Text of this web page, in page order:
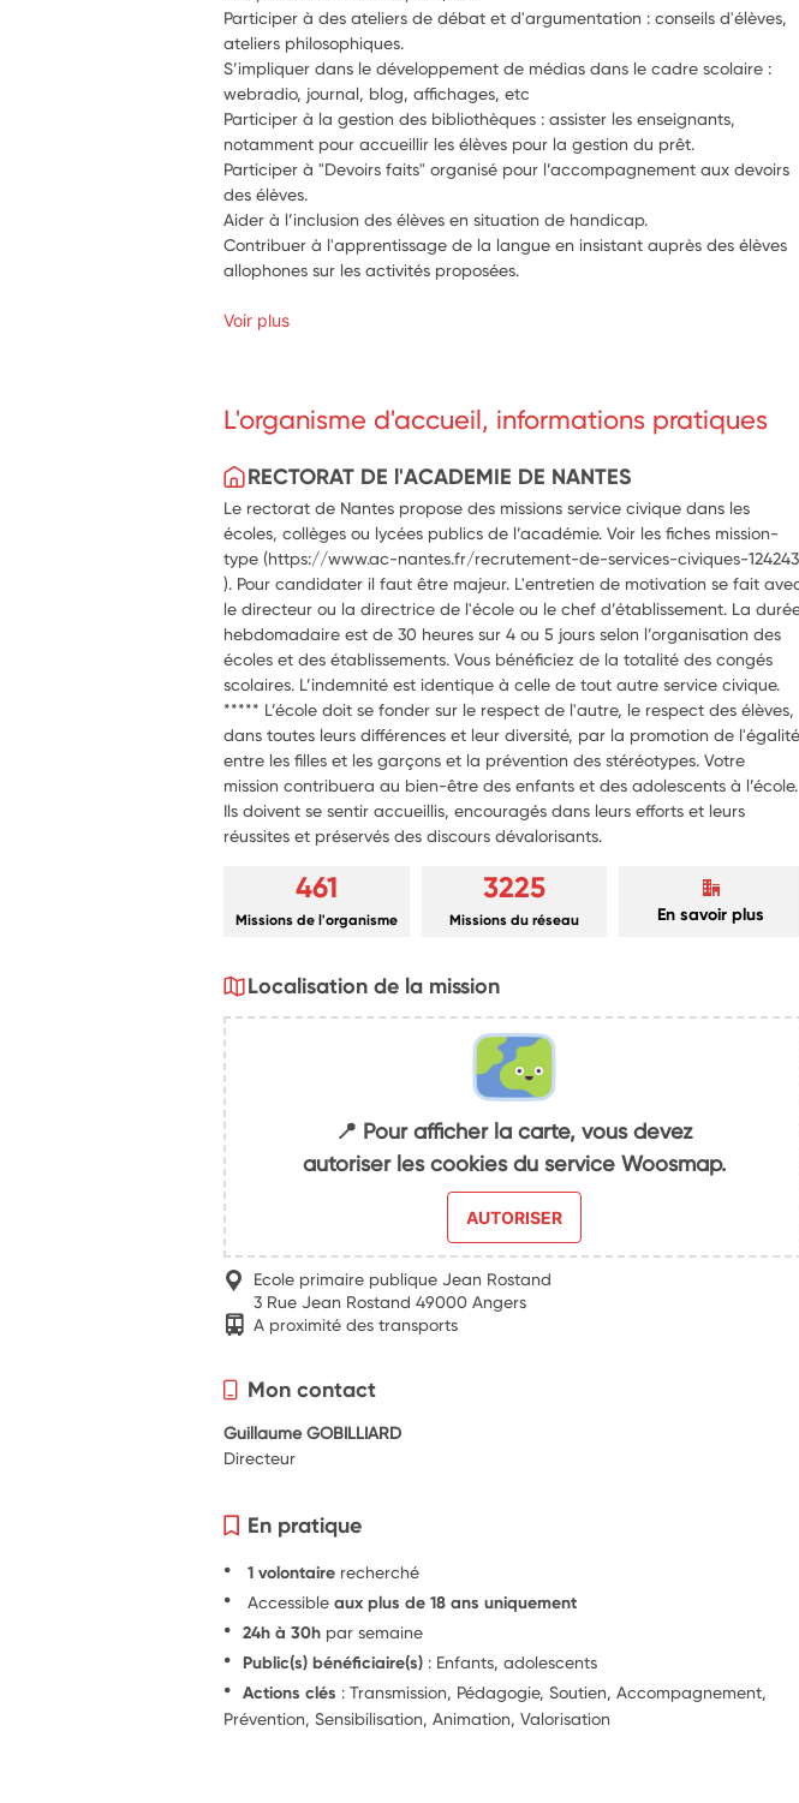
Participer à des ateliers de débat et d'argumentation : conseils d'élèves,
ateliers philosophiques.
S’impliquer dans le développement de médias dans le cadre scolaire :
webradio, journal, blog, affichages, etc
Participer à la gestion des bibliothèques : assister les enseignants,
notamment pour accueillir les élèves pour la gestion du prêt.
Participer à "Devoirs faits" organisé pour l’accompagnement aux devoirs
des élèves.
Aider à l’inclusion des élèves en situation de handicap.
Contribuer à l'apprentissage de la langue en insistant auprès des élèves
allophones sur les activités proposées.
Voir plus
L'organisme d'accueil, informations pratiques
RECTORAT DE l'ACADEMIE DE NANTES
Le rectorat de Nantes propose des missions service civique dans les
écoles, collèges ou lycées publics de l’académie. Voir les fiches mission-
type (https://www.ac-nantes.fr/recrutement-de-services-civiques-124243
). Pour candidater il faut être majeur. L'entretien de motivation se fait
le directeur ou la directrice de l'école ou le chef d’établissement. La
hebdomadaire est de 30 heures sur 4 ou 5 jours selon l’organisation des
écoles et des établissements. Vous bénéficiez de la totalité des congés
scolaires. L’indemnité est identique à celle de tout autre service civique.
***** L’école doit se fonder sur le respect de l'autre, le respect des élèves,
dans toutes leurs différences et leur diversité, par la promotion de l'égalité
entre les filles et les garçons et la prévention des stéréotypes. Votre
mission contribuera au bien-être des enfants et des adolescents à l’école.
Ils doivent se sentir accueillis, encouragés dans leurs efforts et leurs
réussites et préservés des discours dévalorisants.
461
Missions de l'organisme
3225
Missions du réseau En savoir plus
Localisation de la mission
📍 Pour afficher la carte, vous devez
autoriser les cookies du service Woosmap.
AUTORISER
Ecole primaire publique Jean Rostand
3 Rue Jean Rostand 49000 Angers
A proximité des transports
Mon contact
Guillaume GOBILLIARD
Directeur
En pratique
1 volontaire recherché
Accessibleaux plus de 18 ans uniquement
24h à 30h par semaine
Public(s) bénéficiaire(s) : Enfants, adolescents
Actions clés : Transmission, Pédagogie, Soutien, Accompagnement,
Prévention, Sensibilisation, Animation, Valorisation